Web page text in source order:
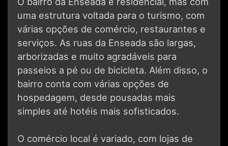
uma estrutura voltada para o turismo, com
várias opções de comércio, restaurantes e
serviços. As ruas da Enseada são largas,
arborizadas e muito agradáveis para
passeios a pé ou de bicicleta. Além disso, o
bairro conta com várias opções de
hospedagem, desde pousadas mais
simples até hotéis mais sofisticados.
O comércio local é variado, com lojas de